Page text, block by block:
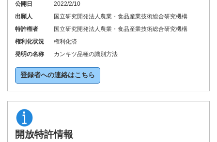
公開日
2022/2/10
出願人
国立研究開発法人農業・食品産業技術総合研究機構
特許権者
国立研究開発法人農業・食品産業技術総合研究機構
権利化状況
権利化済
発明の名称
カンキツ品種の識別方法
登録者への連絡はこちら
開放特許情報